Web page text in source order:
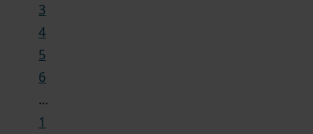
3
4
5
6
...
1